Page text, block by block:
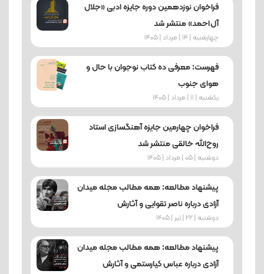
فراخوان نوزدهمین دوره جایزه ادبی «جلال
آل‌احمد» منتشر شد
چهارشنبه | 14 | مرداد | 1405
فهرست: معرفی ده کتاب نوجوان با حال و
هوای جنوب
یکشنبه | 11 | مرداد | 1405
فراخوان چهارمین جایزه آهنگسازی استاد
روح‌الله خالقی منتشر شد
دوشنبه | 05 | مرداد | 1405
پیشنهاد مطالعه: همه مطالب مجله میدان
آزادی درباره ناصر تقوایی و آثارش
دوشنبه | 22 | تیر | 1405
پیشنهاد مطالعه: همه مطالب مجله میدان
آزادی درباره عباس کیارستمی و آثارش